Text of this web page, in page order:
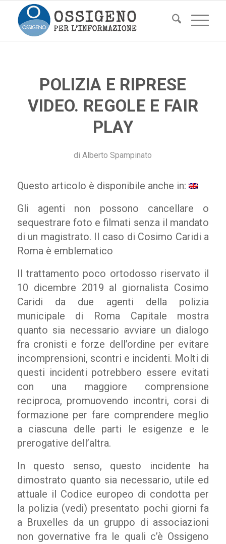
POLIZIA E RIPRESE
VIDEO. REGOLE E FAIR
PLAY
diAlberto Spampinato
Questo articolo è disponibile anche in:
Gli agenti non possono cancellare o
sequestrare foto e filmati senza il mandato
di un magistrato. Il caso di Cosimo Caridi a
Roma è emblematico
Il trattamento poco ortodosso riservato il
10 dicembre 2019 al giornalista Cosimo
Caridi da due agenti della polizia
municipale di Roma Capitale mostra
quanto sia necessario avviare un dialogo
fra cronisti e forze dell’ordine per evitare
incomprensioni, scontri e incidenti. Molti di
questi incidenti potrebbero essere evitati
con una maggiore comprensione
reciproca, promuovendo incontri, corsi di
formazione per fare comprendere meglio
a ciascuna delle parti le esigenze e le
prerogative dell’altra.
In questo senso, questo incidente ha
dimostrato quanto sia necessario, utile ed
attuale il Codice europeo di condotta per
la polizia (vedi) presentato pochi giorni fa
a Bruxelles da un gruppo di associazioni
non governative fra le quali c’è Ossigeno